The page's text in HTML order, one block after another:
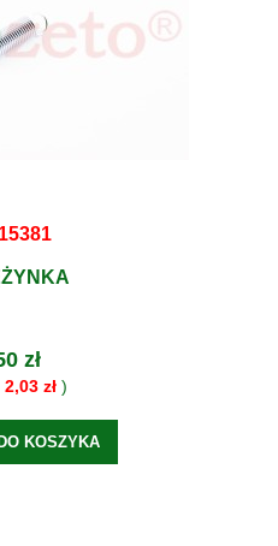
zł
2,03 zł)
DO KOSZYKA